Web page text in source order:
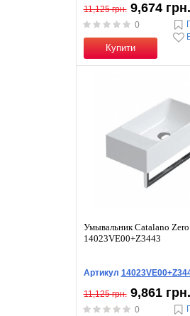
11,125 грн. 9,674 грн.
0
Купити
Умывальник Catalano
14023VE00+Z3443
Артикул
11,125 грн. 9,861 грн.
0